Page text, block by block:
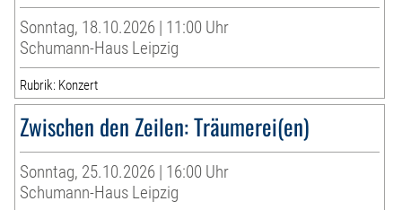
Sonntag, 18.10.2026 | 11:00 Uhr
Schumann-Haus Leipzig
Rubrik: Konzert
Zwischen den Zeilen: Träumerei(en)
Sonntag, 25.10.2026 | 16:00 Uhr
Schumann-Haus Leipzig